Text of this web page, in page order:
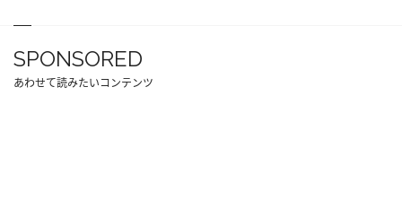
SPONSORED
あわせて読みたいコンテンツ